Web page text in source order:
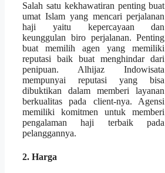
Salah satu kekhawatiran penting buat
umat Islam yang mencari perjalanan
haji yaitu kepercayaan dan
keunggulan biro perjalanan. Penting
buat memilih agen yang memiliki
reputasi baik buat menghindar dari
penipuan. Alhijaz Indowisata
mempunyai reputasi yang bisa
dibuktikan dalam memberi layanan
berkualitas pada client-nya. Agensi
memiliki komitmen untuk memberi
pengalaman haji terbaik pada
pelanggannya.
2. Harga